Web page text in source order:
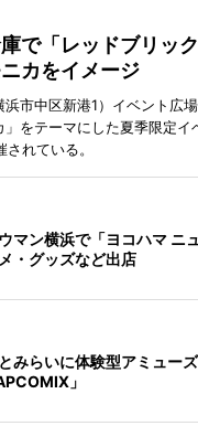
で「レッドブリッ
カをイメージ
市中区新港1）イベント広
」をテーマにした夏季限定
れている。
マン横浜で「ヨコハマ
・グッズなど出店
みらいに体験型アミュー
」